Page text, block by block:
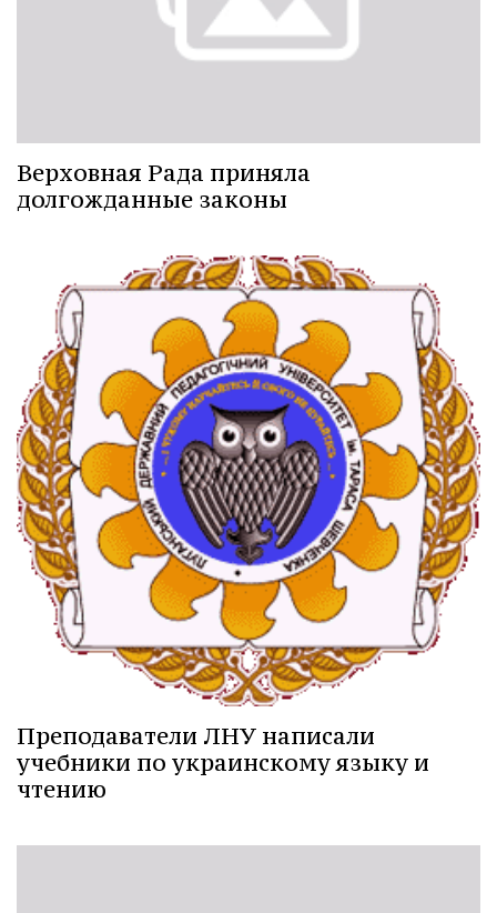
Верховная Рада приняла
долгожданные законы
Преподаватели ЛНУ написали
учебники по украинскому языку и
чтению